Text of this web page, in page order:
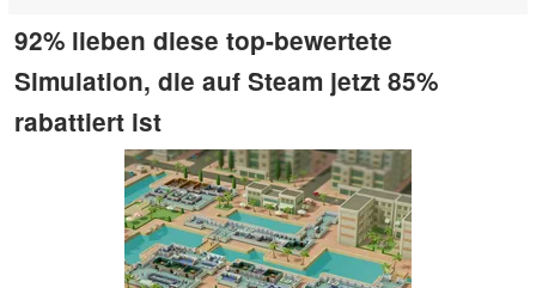
92% lieben diese top-bewertete
Simulation, die auf Steam jetzt 85%
rabattiert ist